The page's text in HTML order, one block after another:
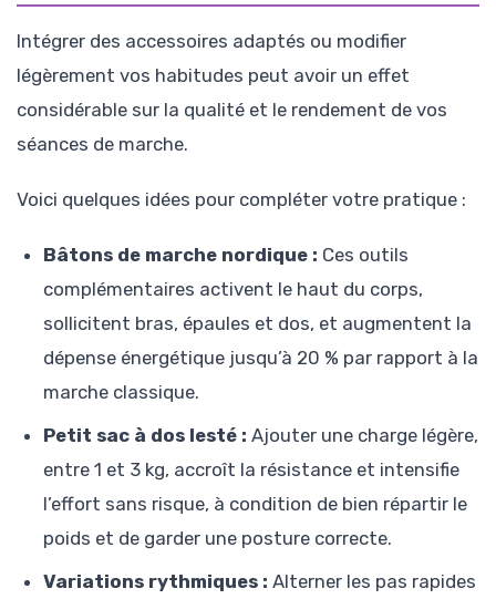
Intégrer des accessoires adaptés ou modifier
légèrement vos habitudes peut avoir un effet
considérable sur la qualité et le rendement de vos
séances de marche.
Voici quelques idées pour compléter votre pratique :
Bâtons de marche nordique : Ces outils
complémentaires activent le haut du corps,
sollicitent bras, épaules et dos, et augmentent la
dépense énergétique jusqu’à 20 % par rapport à la
marche classique.
Petit sac à dos lesté : Ajouter une charge légère,
entre 1 et 3 kg, accroît la résistance et intensifie
l’effort sans risque, à condition de bien répartir le
poids et de garder une posture correcte.
Variations rythmiques : Alterner les pas rapides